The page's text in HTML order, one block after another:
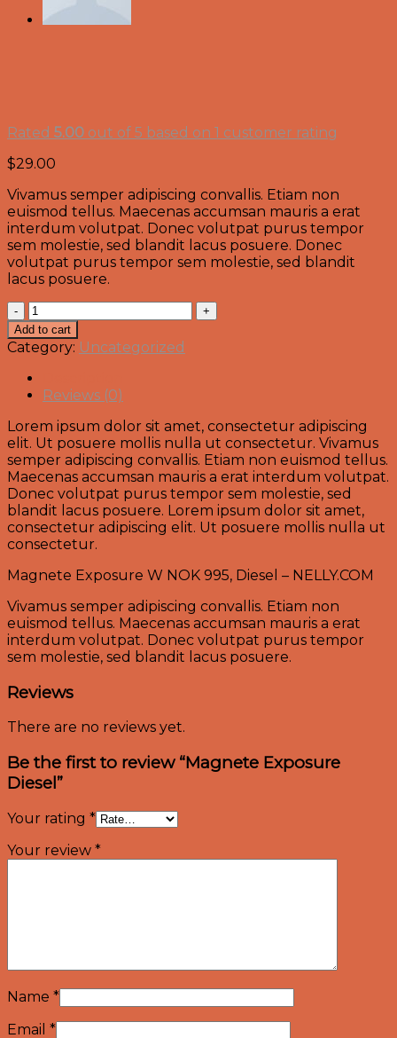
Rated 5.00 out of 5 based on 1 customer rating
$29.00
Vivamus semper adipiscing convallis. Etiam non
euismod tellus. Maecenas accumsan mauris a erat
interdum volutpat. Donec volutpat purus tempor
sem molestie, sed blandit lacus posuere. Donec
volutpat purus tempor sem molestie, sed blandit
lacus posuere.
Magnete
Exposure
Diesel
quantity
Add to cart
Category: Uncategorized
Reviews (0)
Lorem ipsum dolor sit amet, consectetur adipiscing
elit. Ut posuere mollis nulla ut consectetur. Vivamus
semper adipiscing convallis. Etiam non euismod tellus.
Maecenas accumsan mauris a erat interdum volutpat.
Donec volutpat purus tempor sem molestie, sed
blandit lacus posuere. Lorem ipsum dolor sit amet,
consectetur adipiscing elit. Ut posuere mollis nulla ut
consectetur.
Magnete Exposure W NOK 995, Diesel – NELLY.COM
Vivamus semper adipiscing convallis. Etiam non
euismod tellus. Maecenas accumsan mauris a erat
interdum volutpat. Donec volutpat purus tempor
sem molestie, sed blandit lacus posuere.
Reviews
There are no reviews yet.
Be the first to review “Magnete Exposure
Diesel”
Your rating *
Your review *
Name *
Email *